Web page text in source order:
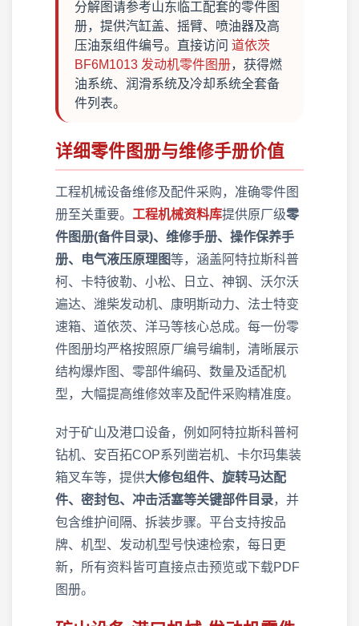
分解图请参考山东临工配套的零件图
册，提供汽缸盖、摇臂、喷油器及高
压油泵组件编号。直接访问 道依茨
BF6M1013 发动机零件图册，获得燃
油系统、润滑系统及冷却系统全套备
件列表。
详细零件图册与维修手册价值
工程机械设备维修及配件采购，准确零件图
册至关重要。 工程机械资料库提供原厂级零
件图册(备件目录)、维修手册、操作保养手
册、电气液压原理图等，涵盖阿特拉斯科普
柯、卡特彼勒、小松、日立、神钢、沃尔沃
遍达、潍柴发动机、康明斯动力、法士特变
速箱、道依茨、洋马等核心总成。每一份零
件图册均严格按照原厂编号编制，清晰展示
结构爆炸图、零部件编码、数量及适配机
型，大幅提高维修效率及配件采购精准度。
对于矿山及港口设备，例如阿特拉斯科普柯
钻机、安百拓COP系列凿岩机、卡尔玛集装
箱叉车等，提供大修包组件、旋转马达配
件、密封包、冲击活塞等关键部件目录，并
包含维护间隔、拆装步骤。平台支持按品
牌、机型、发动机型号快速检索，每日更
新，所有资料皆可直接点击预览或下载PDF
图册。